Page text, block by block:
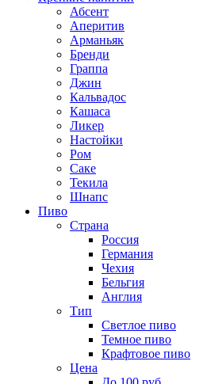
Абсент
Аперитив
Арманьяк
Бренди
Граппа
Джин
Кальвадос
Кашаса
Ликер
Настойки
Ром
Саке
Текила
Шнапс
Пиво
Страна
Россия
Германия
Чехия
Бельгия
Англия
Тип
Светлое пиво
Темное пиво
Крафтовое пиво
Цена